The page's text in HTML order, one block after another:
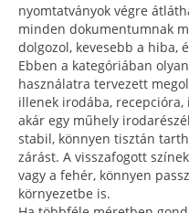
nyomtatványok végre
minden dokumentumnak
dolgozol, kevesebb a hiba,
Ebben a kategóriában
használatra tervezett
illenek irodába,
akár egy műhely
stabil, könnyen tisztán
zárást. A visszafogott
vagy a fehér, könnyen
környezetbe is.